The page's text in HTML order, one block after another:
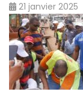
21 janvier 2025